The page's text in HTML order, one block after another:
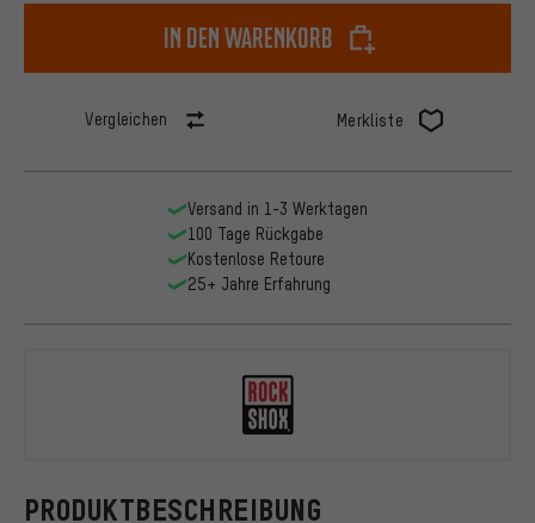
In den Warenkorb
Vergleichen Merkliste
PRODUKTBESCHREIBUNG
Versand in 1-3 Werktagen
100 Tage Rückgabe
Kostenlose Retoure
25+ Jahre Erfahrung